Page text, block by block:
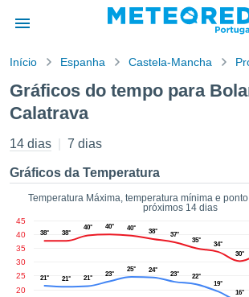
da
por
que as
a este
das
e
Início Espanha Castela-Mancha
Gráficos do tempo para
Calatrava
14 dias 7 dias
Gráficos da Temperatura
Temperatura Máxima, temperatura mínima e
próximos 14 dias
20
25
30
35
40
45
38° 38°
40° 40° 40° 38° 37°
35°
34°
30°
21° 21° 21°
23°
25° 24°
23°
22°
19°
16°